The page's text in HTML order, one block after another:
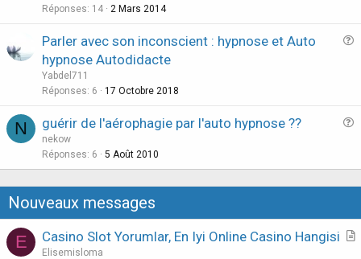
Réponses 14 2 Mars 2014
Parler avec son inconscient : hypnose et Auto
hypnose Autodidacte
Yabdel711
Réponses 6 17 Octobre 2018
N
s
t
o
n
guérir de l'aérophagie par l'auto hypnose ??
nekow
Réponses 6 5 Août 2010
Nouveaux messages
E
A
Casino Slot Yorumlar, En Iyi Online Casino Hangisi
Elisemisloma